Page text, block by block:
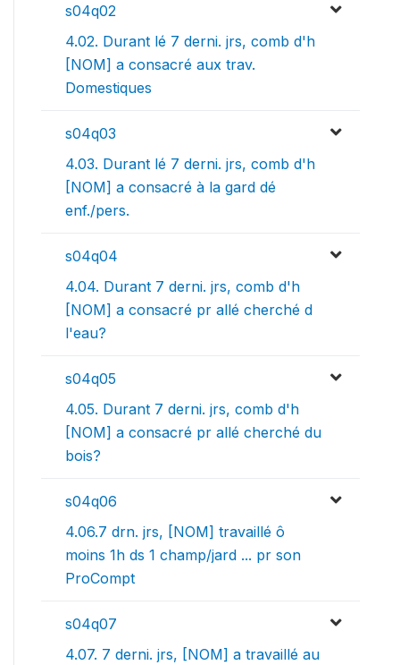
s04q02
4.02. Durant lé 7 derni. jrs, comb d'h
[NOM] a consacré aux trav.
Domestiques
s04q03
4.03. Durant lé 7 derni. jrs, comb d'h
[NOM] a consacré à la gard dé
enf./pers.
s04q04
4.04. Durant 7 derni. jrs, comb d'h
[NOM] a consacré pr allé cherché d
l'eau?
s04q05
4.05. Durant 7 derni. jrs, comb d'h
[NOM] a consacré pr allé cherché du
bois?
s04q06
4.06.7 drn. jrs, [NOM] travaillé ô
moins 1h ds 1 champ/jard ... pr son
ProCompt
s04q07
4.07. 7 derni. jrs, [NOM] a travaillé au